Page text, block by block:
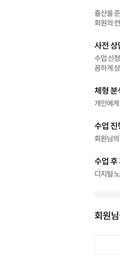
출산을
회원의
사전 상
수업 신
꼼하게
체형 분
개인에
수업 진
회원님
수업 후
디지털
회원